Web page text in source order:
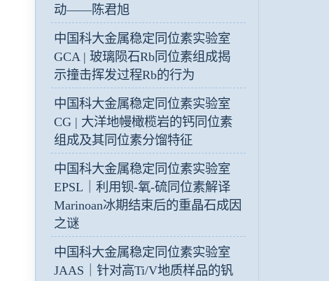
动——陈君旭
中国科大金属稳定同位素实验室
GCA | 玻璃陨石Rb同位素组成揭
示撞击挥发过程Rb的行为
中国科大金属稳定同位素实验室
CG | 大洋地幔橄榄岩的钙同位素
组成及其同位素分馏特征
中国科大金属稳定同位素实验室
EPSL｜利用钡-氧-硫同位素解译
Marinoan冰期结束后的重晶石成因
之谜
中国科大金属稳定同位素实验室
JAAS｜针对高Ti/V地质样品的钒